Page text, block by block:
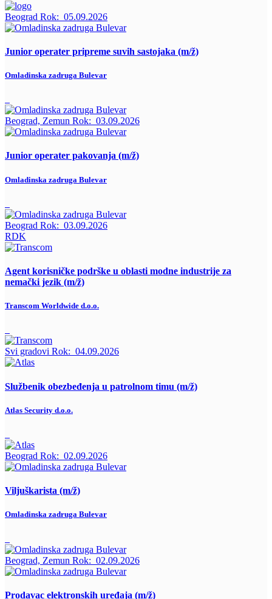
Beograd Rok: 05.09.2026
Junior operater pripreme suvih sastojaka (m/ž)
Omladinska zadruga Bulevar
Beograd, Zemun Rok: 03.09.2026
Junior operater pakovanja (m/ž)
Omladinska zadruga Bulevar
Beograd Rok: 03.09.2026
RDK
Agent korisničke podrške u oblasti modne industrije za
nemački jezik (m/ž)
Transcom Worldwide d.o.o.
Svi gradovi Rok: 04.09.2026
Službenik obezbeđenja u patrolnom timu (m/ž)
Atlas Security d.o.o.
Beograd Rok: 02.09.2026
Viljuškarista (m/ž)
Omladinska zadruga Bulevar
Beograd, Zemun Rok: 02.09.2026
Prodavac elektronskih uređaja (m/ž)